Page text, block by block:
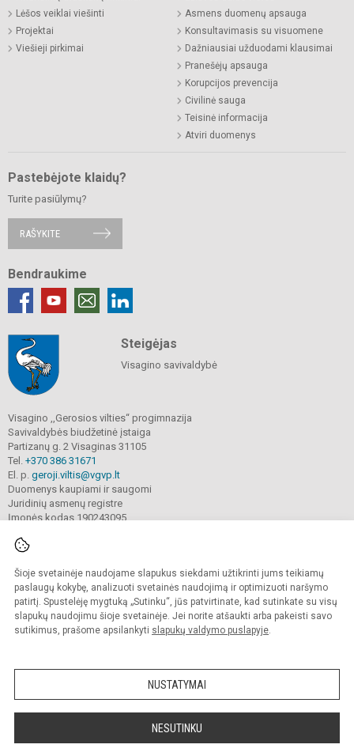
Šioje svetainėje naudojame slapukus siekdami užtikrinti jums teikiamų
paslaugų kokybę, analizuoti svetainės naudojimą ir optimizuoti naršymo
patirtį. Spustelėję mygtuką „Sutinku“, jūs patvirtinate, kad sutinkate su visų
slapukų naudojimu šioje svetainėje. Jei norite atšaukti arba pakeisti savo
sutikimus, prašome apsilankyti slapukų valdymo puslapyje.
NUSTATYMAI
NESUTINKU
Lėšos veiklai viešinti
Projektai
Viešieji pirkimai
Asmens duomenų apsauga
Konsultavimasis su visuomene
Dažniausiai užduodami klausimai
Pranešėjų apsauga
Korupcijos prevencija
Civilinė sauga
Teisinė informacija
Atviri duomenys
Pastebėjote klaidų?
Turite pasiūlymų?
RAŠYKITE
Bendraukime
Steigėjas
Visagino savivaldybė
Visagino ,,Gerosios vilties“ progimnazija
Savivaldybės biudžetinė įstaiga
Partizanų g. 2 Visaginas 31105
Tel. +370 386 31671
El. p. geroji.viltis@vgvp.lt
Duomenys kaupiami ir saugomi
Juridinių asmenų registre
Įmonės kodas 190243095
© 2025. Visagino ,,Gerosios vilties“ progimnazija. Visos teisės saugomos.
Kopijuoti turinį be raštiško įstaigos administracijos sutikimo griežtai draudžiama.
Prieinamumo paraiška Slapukų valdymas
Sumanus būdas atnaujinti